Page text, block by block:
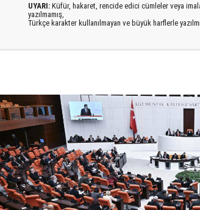
UYARI: Küfür, hakaret, rencide edici cümleler veya
yazılmamış,
Türkçe karakter kullanılmayan ve büyük harflerle